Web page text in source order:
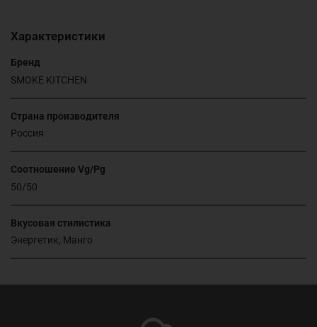
Характеристики
Бренд
SMOKE KITCHEN
Страна производителя
Россия
Соотношение Vg/Pg
50/50
Вкусовая стилистика
Энергетик, Манго